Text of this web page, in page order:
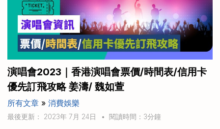
全功能記賬
管理及分析所有戶口
管理MPF戶口
一次過管理所有強積金戶口
申請清卡數/私人貸款
CreFIT x Planto推廣優惠
私人貸款
年利率/APR/年息比較
投資戶口 (美股)
比較最抵美股投資戶口
投資戶口 (港股)
比較最抵港股投資戶口
投資加密貨幣
比較最抵Crypto交易所
月供股票計劃
比較最抵月供計劃戶口
關於我們
Academy
Marketplace
其他網站
演唱會2023｜香港演唱會票價/時間表/信用卡
優先訂飛攻略 姜濤/ 魏如萱
所有文章 » 消費娛樂
最後更新： 2023年 7月 24日 • 閱讀時間：3分鐘